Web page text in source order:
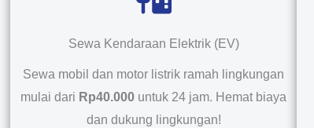
Sewa Kendaraan Elektrik (EV)
Sewa mobil dan motor listrik ramah lingkungan
mulai dari Rp40.000 untuk 24 jam. Hemat biaya
dan dukung lingkungan!